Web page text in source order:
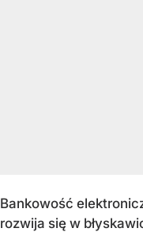
Bankowość
rozwija się w